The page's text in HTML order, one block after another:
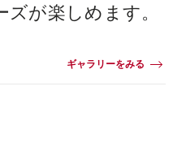
が楽しめます。
ギャラリーをみる